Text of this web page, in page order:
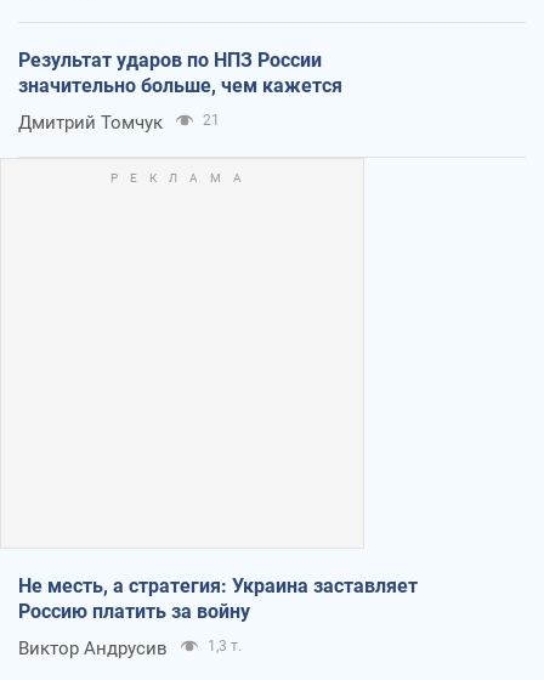
Результат ударов по НПЗ России
значительно больше, чем кажется
Дмитрий Томчук 21
Не месть, а стратегия: Украина заставляет
Россию платить за войну
Виктор Андрусив 1,3 т.